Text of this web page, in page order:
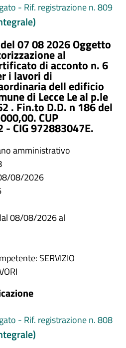
- Rif. registrazione n. 809
07 08 2026 Oggetto
al
di acconto n. 6
i lavori di
dell edificio
di Lecce Le al p.le
. Fin.to D.D. n 186 del
CUP
CIG 972883047E.
amministrativo
08/2026
08/08/2026 al
SERVIZIO
- Rif. registrazione n. 808